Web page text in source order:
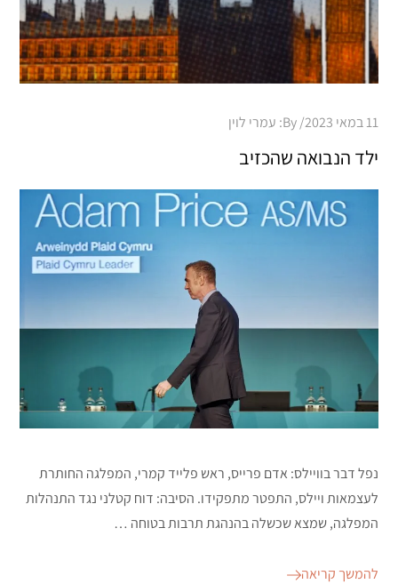
Posted
on
11 במאי 2023 By: עמרי לוין
ילד הנבואה שהכזיב
נפל דבר בוויילס: אדם פרייס, ראש פלייד קמרי, המפלגה החותרת
לעצמאות ויילס, התפטר מתפקידו. הסיבה: דוח קטלני נגד התנהלות
המפלגה, שמצא שכשלה בהנהגת תרבות בטוחה …
להמשך קריאה